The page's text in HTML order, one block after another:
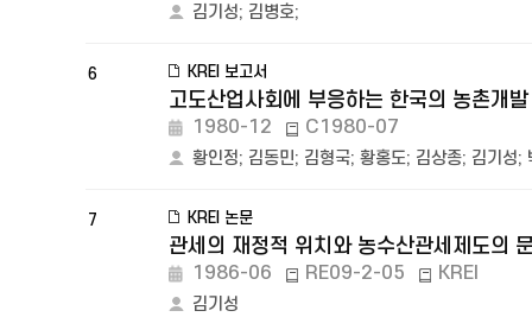
김기성; 김병호;
6 KREI 보고서
고도산업사회에 부응하는 한국의 농촌개발
1980-12 C1980-07
황인정; 김동민; 김형국; 황홍도; 김상종; 김기성;
7 KREI 논문
관세의 재정적 위치와 농수산관세제도의 문
1986-06 RE09-2-05 KREI
김기성